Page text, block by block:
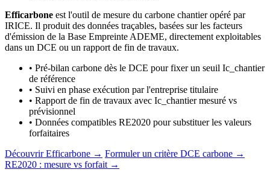
Efficarbone est l'outil de mesure du carbone chantier opéré par
IRICE. Il produit des données traçables, basées sur les facteurs
d'émission de la Base Empreinte ADEME, directement exploitables
dans un DCE ou un rapport de fin de travaux.
• Pré-bilan carbone dès le DCE pour fixer un seuil Ic_chantier
de référence
• Suivi en phase exécution par l'entreprise titulaire
• Rapport de fin de travaux avec Ic_chantier mesuré vs
prévisionnel
• Données compatibles RE2020 pour substituer les valeurs
forfaitaires
Découvrir Efficarbone → Formuler un critère DCE carbone →
RE2020 : mesure vs forfait →